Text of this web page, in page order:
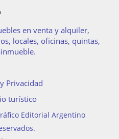
reducida
en venta y alquiler,
locales, oficinas, quintas,
Privacidad
turístico
Editorial Argentino